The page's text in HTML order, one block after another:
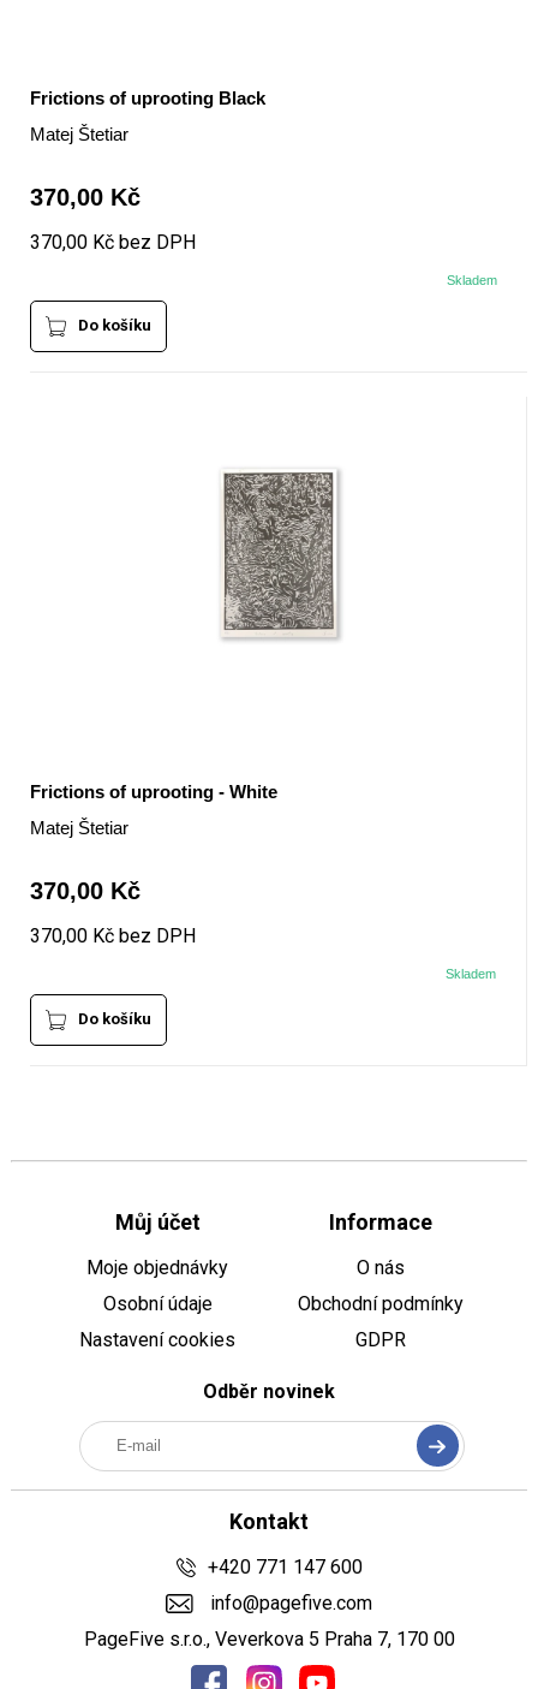
Frictions of uprooting Black
Matej Štetiar
370,00 Kč
370,00 Kč bez DPH
Skladem
Do košíku
Frictions of uprooting - White
Matej Štetiar
370,00 Kč
370,00 Kč bez DPH
Skladem
Do košíku
Můj účet
Moje objednávky
Osobní údaje
Nastavení cookies
Informace
O nás
Obchodní podmínky
GDPR
Odběr novinek
Kontakt
+420 771 147 600
info@pagefive.com
PageFive s.r.o., Veverkova 5 Praha 7, 170 00